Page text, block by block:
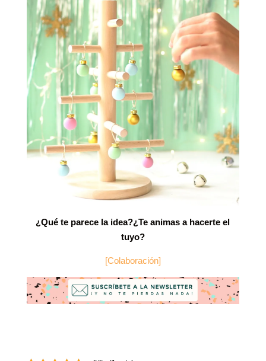
¿Qué te parece la idea?¿Te animas a hacerte el
tuyo?
[Colaboración]